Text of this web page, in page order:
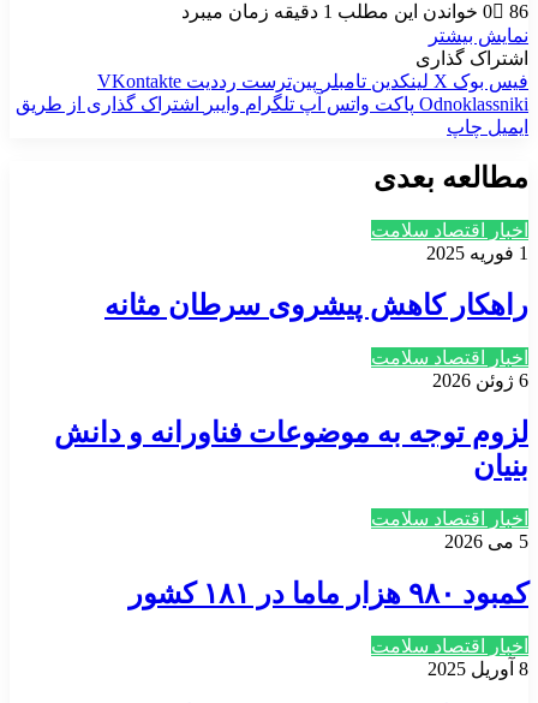
0
86
خواندن این مطلب 1 دقیقه زمان میبرد
نمایش بیشتر
اشتراک گذاری
فیس بوک X لینکدین ‫تامبلر ‫پین‌ترست ‫رددیت ‫VKontakte
‫Odnoklassniki پاکت واتس آپ تلگرام وایبر
اشتراک گذاری از طریق
ایمیل چاپ
مطالعه بعدی
اخبار اقتصاد سلامت
1 فوریه 2025
راهکار کاهش پیشروی سرطان مثانه
اخبار اقتصاد سلامت
6 ژوئن 2026
لزوم توجه به موضوعات فناورانه و دانش
بنیان
اخبار اقتصاد سلامت
5 می 2026
کمبود ۹۸۰ هزار ماما در ۱۸۱ کشور
اخبار اقتصاد سلامت
8 آوریل 2025